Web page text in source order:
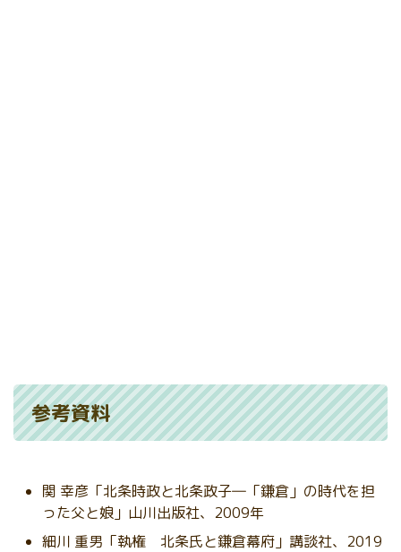
参考資料
関 幸彦「北条時政と北条政子―「鎌倉」の時代を担
った父と娘」山川出版社、2009年
細川 重男「執権 北条氏と鎌倉幕府」講談社、2019